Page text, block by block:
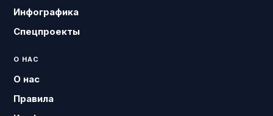
Инфографика
Спецпроекты
О НАС
О нас
Правила